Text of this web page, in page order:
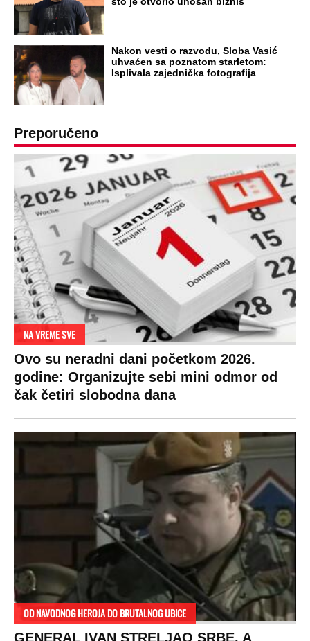
Nakon vesti o razvodu, Sloba Vasić
uhvaćen sa poznatom starletom:
Isplivala zajednička fotografija
Preporučeno
NA VREME SVE
Ovo su neradni dani početkom 2026.
godine: Organizujte sebi mini odmor od
čak četiri slobodna dana
OD NAVODNOG HEROJA DO BRUTALNOG UBICE
GENERAL IVAN STRELJAO SRBE, A